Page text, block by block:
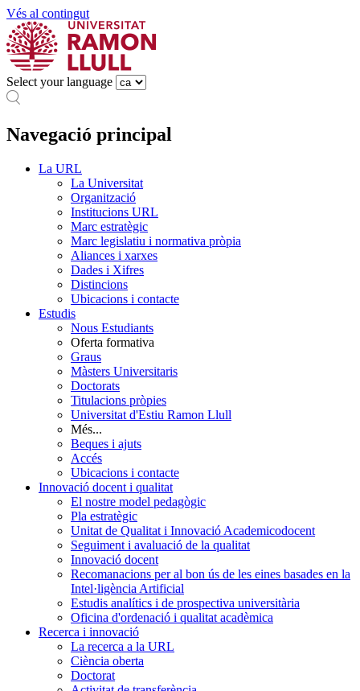
Vés al contingut
Select your language
Navegació principal
La URL
La Universitat
Organització
Institucions URL
Marc estratègic
Marc legislatiu i normativa pròpia
Aliances i xarxes
Dades i Xifres
Distincions
Ubicacions i contacte
Estudis
Nous Estudiants
Oferta formativa
Graus
Màsters Universitaris
Doctorats
Titulacions pròpies
Universitat d'Estiu Ramon Llull
Més...
Beques i ajuts
Accés
Ubicacions i contacte
Innovació docent i qualitat
El nostre model pedagògic
Pla estratègic
Unitat de Qualitat i Innovació Academicodocent
Seguiment i avaluació de la qualitat
Innovació docent
Recomanacions per al bon ús de les eines basades en la
Intel·ligència Artificial
Estudis analítics i de prospectiva universitària
Oficina d'ordenació i qualitat acadèmica
Recerca i innovació
La recerca a la URL
Ciència oberta
Doctorat